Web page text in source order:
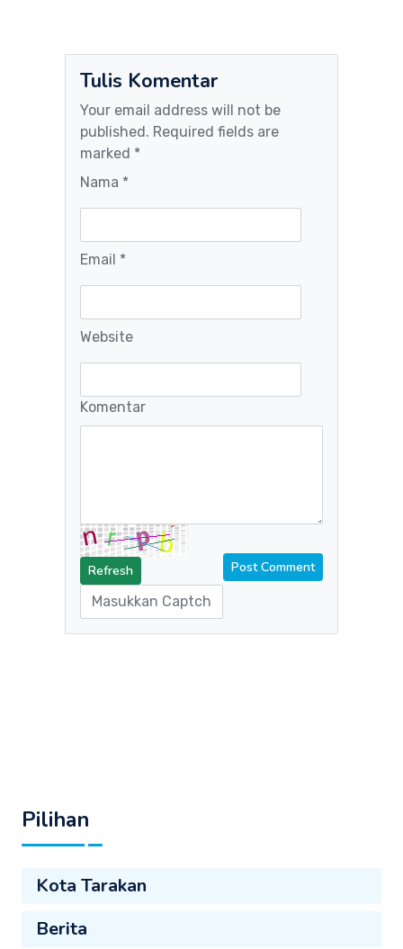
Tulis Komentar
Your email address will not be
published. Required fields are
marked *
Nama *
Email *
Website
Komentar
Refresh
Pilihan
Kota Tarakan
Berita